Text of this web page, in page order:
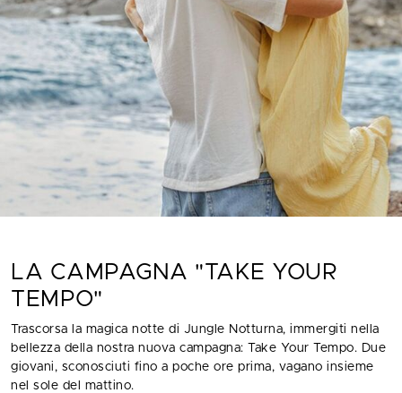
LA CAMPAGNA "TAKE YOUR
TEMPO"
Trascorsa la magica notte di Jungle Notturna, immergiti nella
bellezza della nostra nuova campagna: Take Your Tempo. Due
giovani, sconosciuti fino a poche ore prima, vagano insieme
nel sole del mattino.